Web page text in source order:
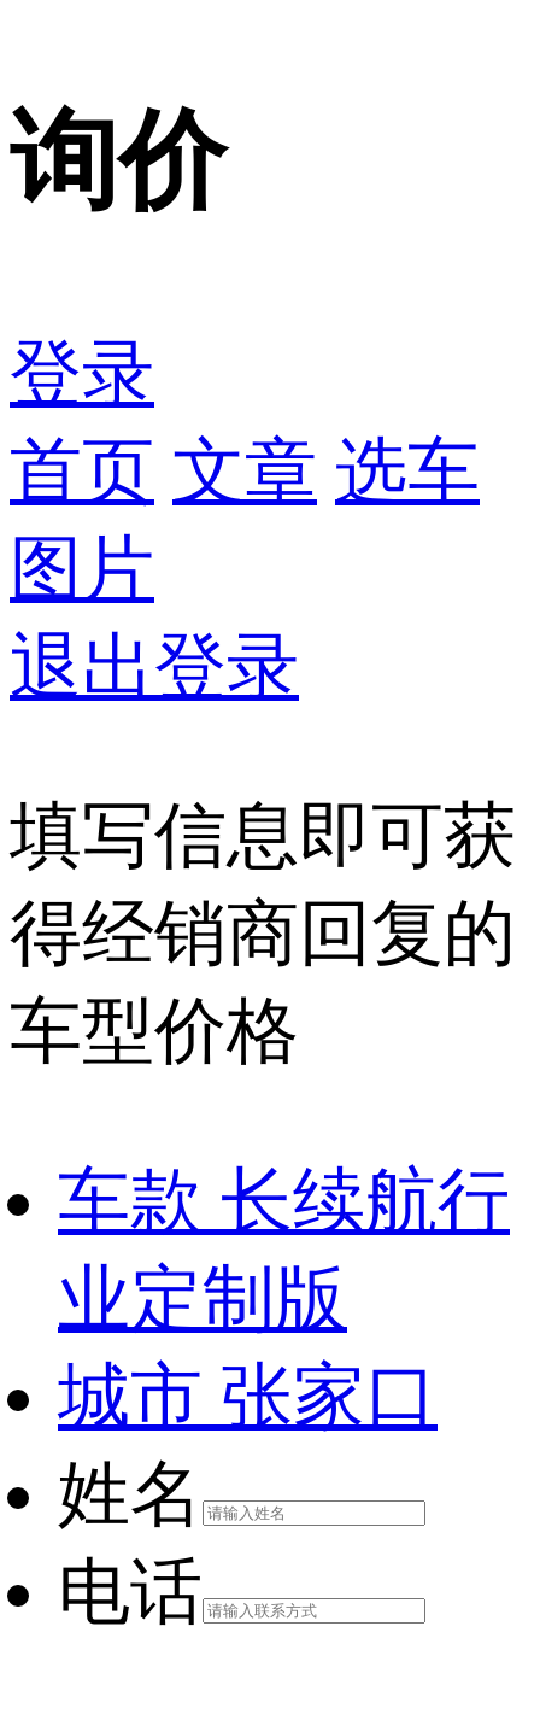
询价
登录
首页 文章 选车
图片
退出登录
填写信息即可获
得经销商回复的
车型价格
车款 长续航行
业定制版
城市 张家口
姓名
电话